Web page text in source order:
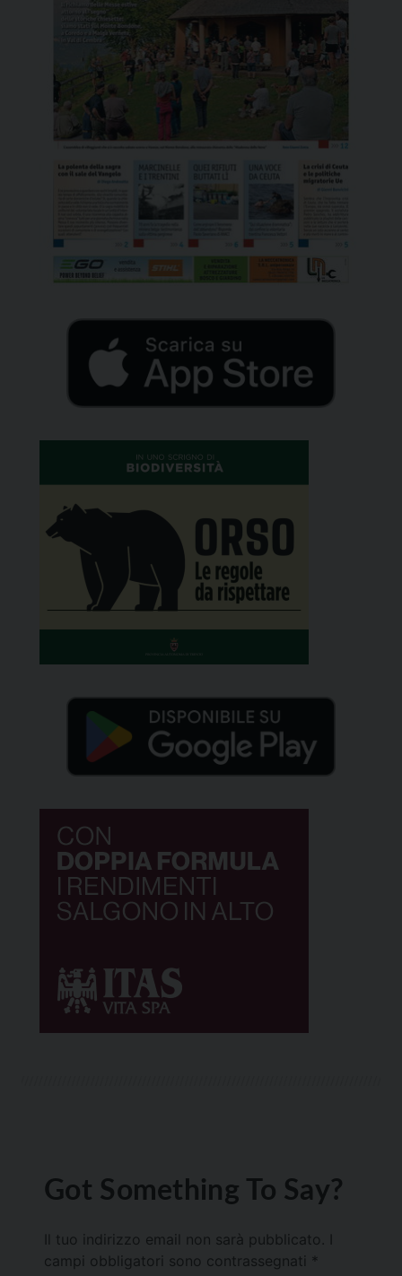
Got Something To Say?
Il tuo indirizzo email non sarà pubblicato.
campi obbligatori sono contrassegnati *